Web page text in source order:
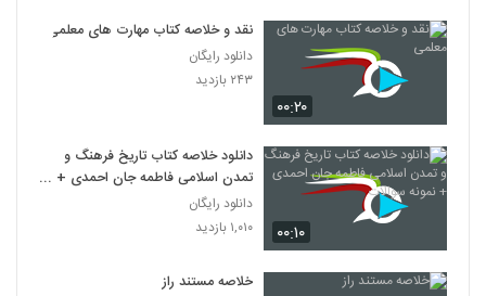
۰۰:۲۰
نقد و خلاصه کتاب مهارت های معلمی
دانلود رایگان
۲۴۳ بازدید
۰۰:۱۰
دانلود خلاصه کتاب تاریخ فرهنگ و
تمدن اسلامی فاطمه جان احمدی +
نمونه سوالات
دانلود رایگان
۱,۰۱۰ بازدید
خلاصه مستند راز